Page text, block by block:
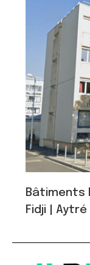
Bâtiments
Fidji | Aytré